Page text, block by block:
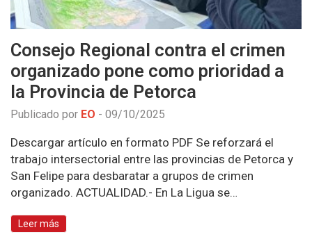
Consejo Regional contra el crimen
organizado pone como prioridad a
la Provincia de Petorca
Publicado por EO - 09/10/2025
Descargar artículo en formato PDF Se reforzará el
trabajo intersectorial entre las provincias de Petorca y
San Felipe para desbaratar a grupos de crimen
organizado. ACTUALIDAD.- En La Ligua se…
Leer más